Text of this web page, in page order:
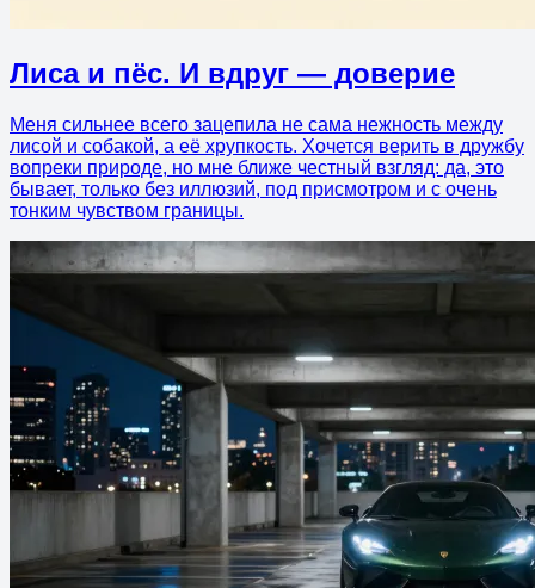
Лиса и пёс. И вдруг — доверие
Меня сильнее всего зацепила не сама нежность между
лисой и собакой, а её хрупкость. Хочется верить в дружбу
вопреки природе, но мне ближе честный взгляд: да, это
бывает, только без иллюзий, под присмотром и с очень
тонким чувством границы.